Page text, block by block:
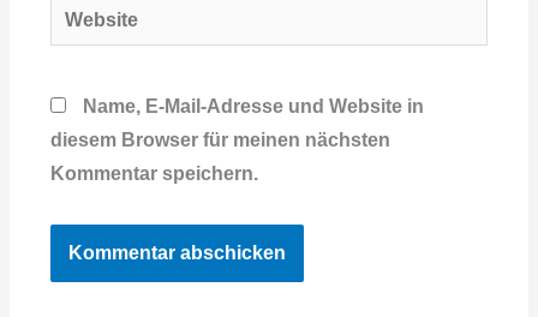
Website
Name, E-Mail-Adresse und Website in
diesem Browser für meinen nächsten
Kommentar speichern.